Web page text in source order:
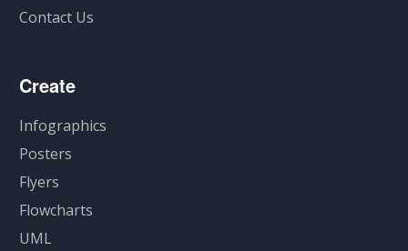
Contact Us
Create
Infographics
Posters
Flyers
Flowcharts
UML